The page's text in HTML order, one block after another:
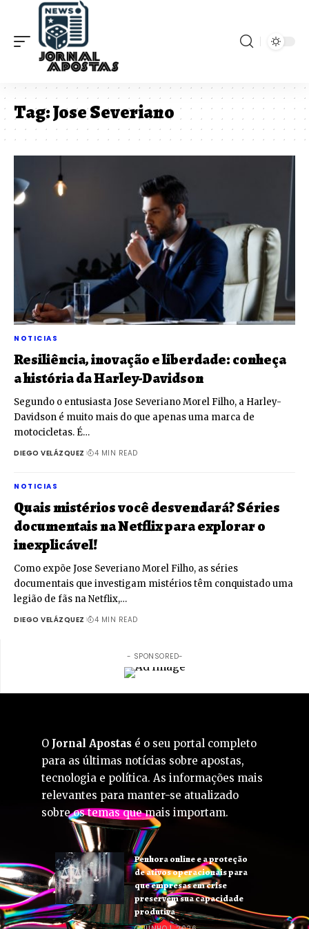
Tag:Jose Severiano
NOTICIAS
Resiliência, inovação e liberdade: conheça
a história da Harley-Davidson
Segundo o entusiasta Jose Severiano Morel Filho, a Harley-
Davidson é muito mais do que apenas uma marca de
motocicletas. É…
DIEGO VELÁZQUEZ 4 MIN READ
NOTICIAS
Quais mistérios você desvendará? Séries
documentais na Netflix para explorar o
inexplicável!
Como expõe Jose Severiano Morel Filho, as séries
documentais que investigam mistérios têm conquistado uma
legião de fãs na Netflix,…
DIEGO VELÁZQUEZ 4 MIN READ
- SPONSORED-
O Jornal Apostas é o seu portal completo
para as últimas notícias sobre apostas,
tecnologia e política. As informações mais
relevantes para manter-se atualizado
sobre os temas que mais importam.
Penhora online e a proteção
de ativos operacionais para
que empresas em crise
preservem sua capacidade
produtiva